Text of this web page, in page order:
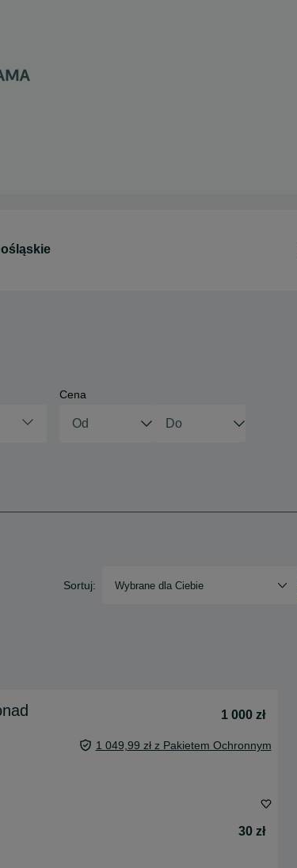
Cena
Sortuj: Wybrane dla Ciebie
1 000 zł
1 049,99 zł z Pakietem Ochronnym
30 zł